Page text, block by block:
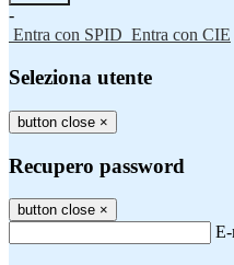
-
Entra con SPID Entra con CIE
Seleziona utente
button close ×
Recupero password
button close ×